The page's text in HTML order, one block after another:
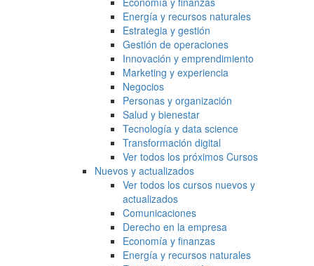
Energía y recursos naturales
Estrategia y gestión
Gestión de operaciones
Innovación y emprendimiento
Marketing y experiencia
Negocios
Personas y organización
Salud y bienestar
Tecnología y data science
Transformación digital
Ver todos los próximos Cursos
Nuevos y actualizados
Ver todos los cursos nuevos y
actualizados
Comunicaciones
Derecho en la empresa
Economía y finanzas
Energía y recursos naturales